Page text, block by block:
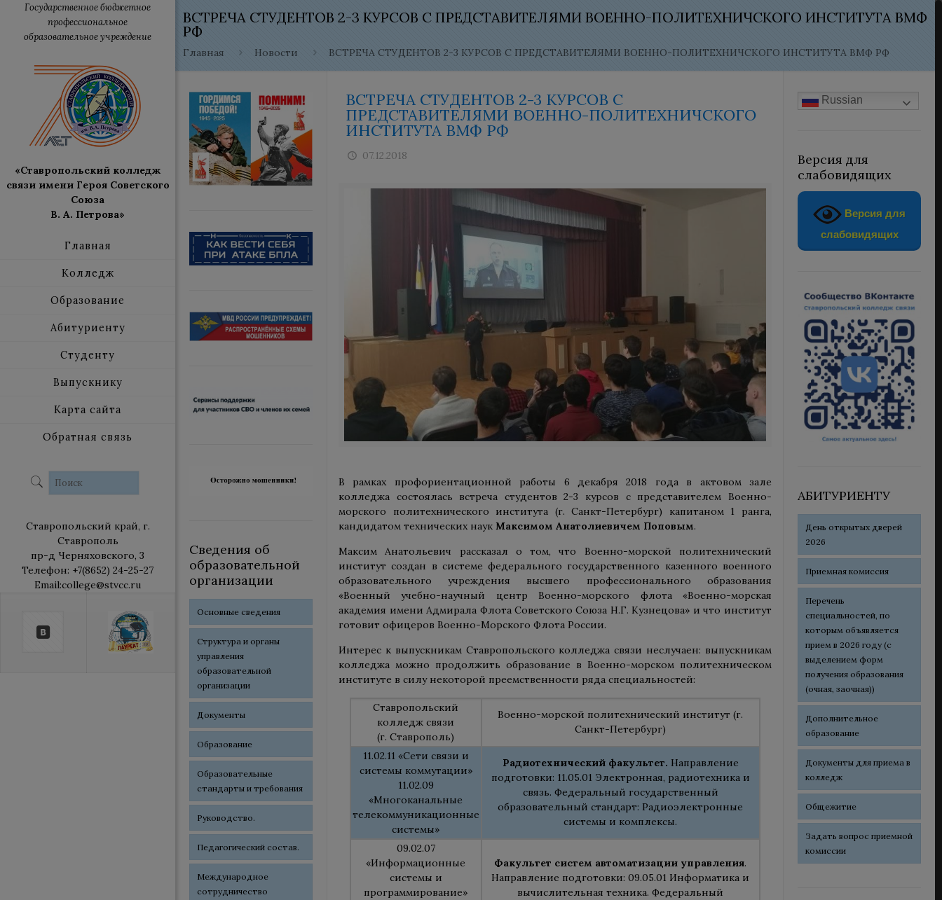
Государственное бюджетное
профессиональное
образовательное учреждение
«Ставропольский колледж
связи имени Героя Советского
Союза
В. А. Петрова»
Главная
Колледж
Образование
Абитуриенту
Студенту
Выпускнику
Карта сайта
Обратная связь
Ставропольский край, г.
Ставрополь
пр-д Черняховского, 3
Телефон: +7(8652) 24-25-27
Email:college@stvcc.ru
ВСТРЕЧА СТУДЕНТОВ 2-3 КУРСОВ С ПРЕДСТАВИТЕЛЯМИ ВОЕННО-ПОЛИТЕХНИЧСКОГО ИНСТИТУТА ВМФ
РФ
Главная Новости ВСТРЕЧА СТУДЕНТОВ 2-3 КУРСОВ С ПРЕДСТАВИТЕЛЯМИ ВОЕННО-ПОЛИТЕХНИЧСКОГО ИНСТИТУТА ВМФ РФ
ВСТРЕЧА СТУДЕНТОВ 2-3 КУРСОВ С
ПРЕДСТАВИТЕЛЯМИ ВОЕННО-ПОЛИТЕХНИЧСКОГО
ИНСТИТУТА ВМФ РФ
07.12.2018
В рамках профориентационной работы 6 декабря 2018 года в актовом зале
колледжа состоялась встреча студентов 2-3 курсов с представителем Военно-
морского политехнического института (г. Санкт-Петербург) капитаном 1 ранга,
кандидатом технических наукМаксимом Анатолиевичем Поповым.
Максим Анатольевич рассказал о том, что Военно-морской политехнический
институт создан в системе федерального государственного казенного военного
образовательного учреждения высшего профессионального образования
«Военный учебно-научный центр Военно-морского флота «Военно-морская
академия имени Адмирала Флота Советского Союза Н.Г. Кузнецова» и что институт
готовит офицеров Военно-Морского Флота России.
Интерес к выпускникам Ставропольского колледжа связи неслучаен: выпускникам
колледжа можно продолжить образование в Военно-морском политехническом
институте в силу некоторой преемственности ряда специальностей:
Ставропольский
колледж связи
(г. Ставрополь)
Военно-морской политехнический институт (г.
Санкт-Петербург)
11.02.11 «Сети связи и
системы коммутации»
11.02.09
«Многоканальные
телекоммуникационные
системы»
Радиотехнический факультет. Направление
подготовки: 11.05.01 Электронная, радиотехника и
связь. Федеральный государственный
образовательный стандарт: Радиоэлектронные
системы и комплексы.
09.02.07
«Информационные
системы и
программирование»
Факультет систем автоматизации управления.
Направление подготовки: 09.05.01 Информатика и
вычислительная техника. Федеральный
Сведения об
образовательной
организации
Основные сведения
Структура и органы
управления
образовательной
организации
Документы
Образование
Образовательные
стандарты и требования
Руководство.
Педагогический состав.
Международное
сотрудничество
Russian
Версия для
слабовидящих
Версия для
слабовидящих
АБИТУРИЕНТУ
День открытых дверей
2026
Приемная комиссия
Перечень
специальностей, по
которым объявляется
прием в 2026 году (с
выделением форм
получения образования
(очная, заочная))
Дополнительное
образование
Документы для приема в
колледж
Общежитие
Задать вопрос приемной
комиссии